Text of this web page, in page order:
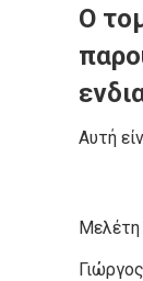
Ο
Αυτή
Μελέτη